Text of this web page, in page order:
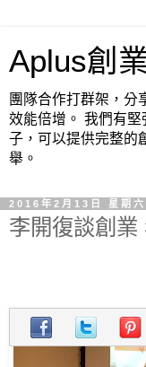
Aplus創
團隊合作打群架，分
效能倍增。 我們有
子，可以提供完整的
舉。
2016年2月13日 星期六
李開復談創業